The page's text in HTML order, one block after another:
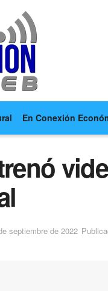
En Conexión
septiembre de 2022